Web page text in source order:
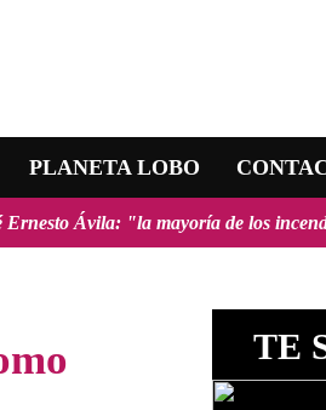
PLANETA LOBO
de los incendios forestales
TE